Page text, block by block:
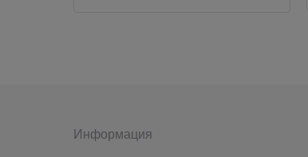
Информация